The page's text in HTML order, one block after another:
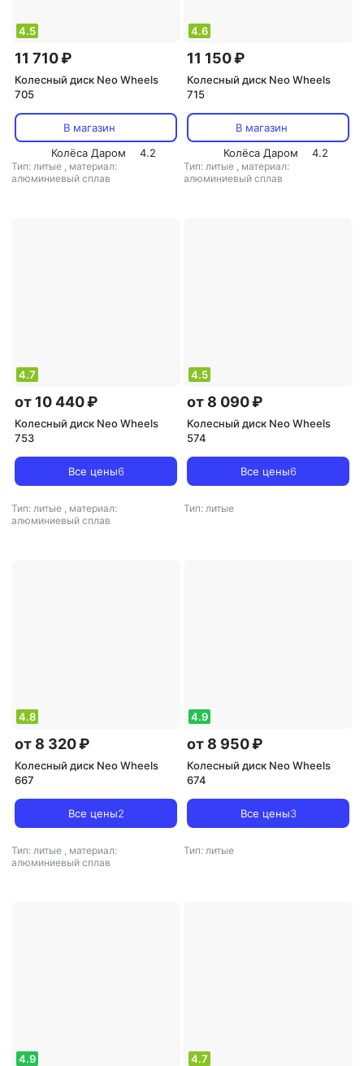
4.5
11 710 ₽
Колесный диск Neo Wheels
705
В магазин
Колёса Даром
4.2
Тип: литые , материал:
алюминиевый сплав
4.6
11 150 ₽
Колесный диск Neo Wheels
715
В магазин
Колёса Даром
4.2
Тип: литые , материал:
алюминиевый сплав
4.7
от 10 440 ₽
Колесный диск Neo Wheels
753
Все цены6
Тип: литые , материал:
алюминиевый сплав
4.5
от 8 090 ₽
Колесный диск Neo Wheels
574
Все цены6
Тип: литые
4.8
от 8 320 ₽
Колесный диск Neo Wheels
667
Все цены2
Тип: литые , материал:
алюминиевый сплав
4.9
от 8 950 ₽
Колесный диск Neo Wheels
674
Все цены3
Тип: литые
4.9 4.7